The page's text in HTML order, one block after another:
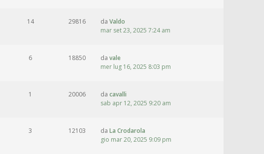
14 29816 da Valdo
mar set 23, 2025 7:24 am
6 18850 da vale
mer lug 16, 2025 8:03 pm
1 20006 da cavalli
sab apr 12, 2025 9:20 am
3 12103 da La Crodarola
gio mar 20, 2025 9:09 pm